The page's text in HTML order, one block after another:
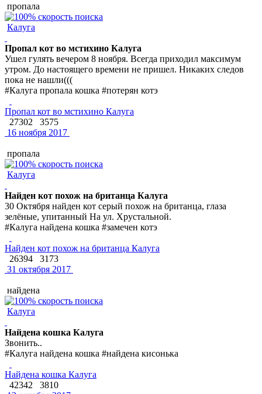
пропала
Калуга
Пропал кот во мстихино Калуга
Ушел гулять вечером 8 ноября. Всегда приходил максимум
утром. До настоящего времени не пришел. Никаких следов
пока не нашли(((
#Калуга пропала кошка #потерян котэ
Пропал кот во мстихино Калуга
27302
3575
16 ноября 2017
пропала
Калуга
Найден кот похож на британца Калуга
30 Октября найден кот серый похож на британца, глаза
зелёные, упитанный На ул. Хрустальной.
#Калуга найдена кошка #замечен котэ
Найден кот похож на британца Калуга
26394
3173
31 октября 2017
найдена
Калуга
Найдена кошка Калуга
Звонить..
#Калуга найдена кошка #найдена кисонька
Найдена кошка Калуга
42342
3810